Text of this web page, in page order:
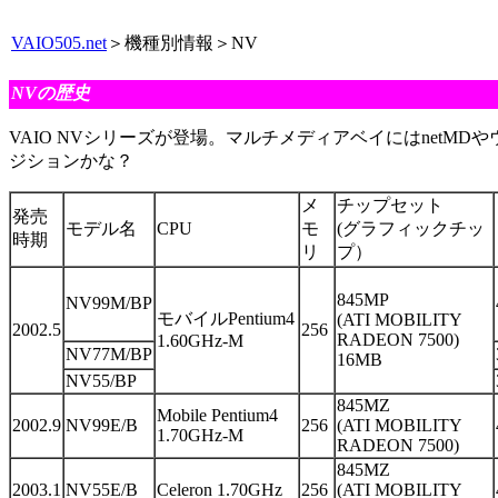
VAIO505.net ＞機種別情報＞NV
NVの歴史
VAIO NVシリーズが登場。マルチメディアベイにはnetMD
ジションかな？
発売
時期
モデル名 CPU
メ
モ
リ
チップセット
(グラフィックチッ
プ）
2002.5
NV99M/BP
モバイルPentium4
1.60GHz-M
256
845MP
(ATI MOBILITY
RADEON 7500)
16MB
NV77M/BP
NV55/BP
2002.9 NV99E/B
Mobile Pentium4
1.70GHz-M
256
845MZ
(ATI MOBILITY
RADEON 7500)
2003.1 NV55E/B Celeron 1.70GHz 256
845MZ
(ATI MOBILITY